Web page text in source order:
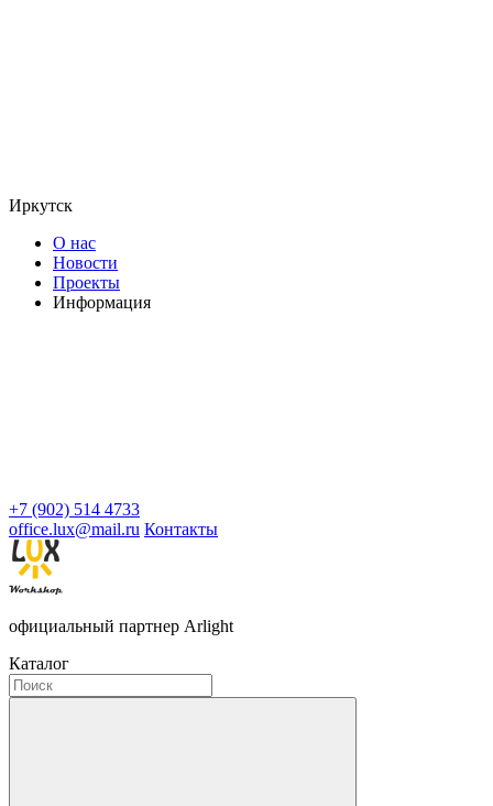
Иркутск
О нас
Новости
Проекты
Информация
+7 (902) 514 4733
office.lux@mail.ru Контакты
официальный партнер Arlight
Каталог